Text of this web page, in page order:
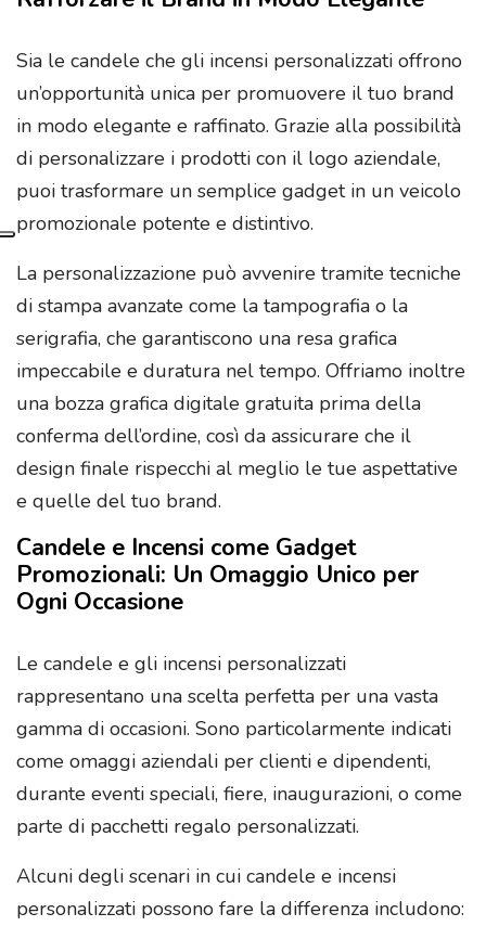
Sia le candele che gli incensi personalizzati offrono
un’opportunità unica per promuovere il tuo brand
in modo elegante e raffinato. Grazie alla possibilità
di personalizzare i prodotti con il logo aziendale,
puoi trasformare un semplice gadget in un veicolo
promozionale potente e distintivo.
La personalizzazione può avvenire tramite tecniche
di stampa avanzate come la tampografia o la
serigrafia, che garantiscono una resa grafica
impeccabile e duratura nel tempo. Offriamo inoltre
una bozza grafica digitale gratuita prima della
conferma dell’ordine, così da assicurare che il
design finale rispecchi al meglio le tue aspettative
e quelle del tuo brand.
Candele e Incensi come Gadget
Promozionali: Un Omaggio Unico per
Ogni Occasione
Le candele e gli incensi personalizzati
rappresentano una scelta perfetta per una vasta
gamma di occasioni. Sono particolarmente indicati
come omaggi aziendali per clienti e dipendenti,
durante eventi speciali, fiere, inaugurazioni, o come
parte di pacchetti regalo personalizzati.
Alcuni degli scenari in cui candele e incensi
personalizzati possono fare la differenza includono: